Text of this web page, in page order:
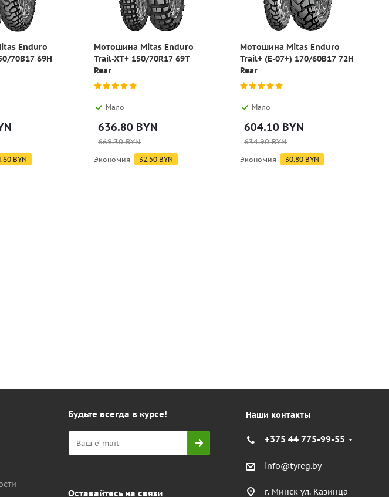
Enduro
70B17 69H
BYN
Мотошина Mitas Enduro
Trail-XT+ 150/70R17 69T
Rear
Мало
636.80 BYN
669.30BYN
Экономия 32.50 BYN
Мотошина Mitas Enduro
Trail+ (E-07+) 170/60B17 72H
Rear
Мало
604.10 BYN
634.90BYN
Экономия 30.80 BYN
Будьте всегда в курсе!
Оставайтесь на связи
Наши контакты
+375 44 775-99-55
info@tyreg.by
г. Минск ул. Казинца